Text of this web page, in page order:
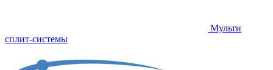
Мульти
сплит-системы